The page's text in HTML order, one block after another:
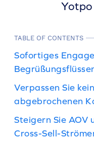
Yotpo
TABLE OF CONTENTS
Sofortiges
Verpassen Sie
abgebrochenen
Steigern Sie AOV
Cross-Sell-